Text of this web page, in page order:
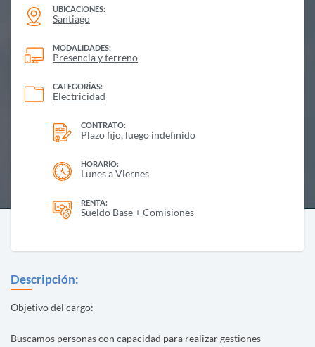
UBICACIONES:
Santiago
MODALIDADES:
Presencia y terreno
CATEGORÍAS:
Electricidad
CONTRATO:
Plazo fijo, luego indefinido
HORARIO:
Lunes a Viernes
RENTA:
Sueldo Base + Comisiones
Descripción:
Objetivo del cargo:
Buscamos personas con capacidad para realizar gestiones